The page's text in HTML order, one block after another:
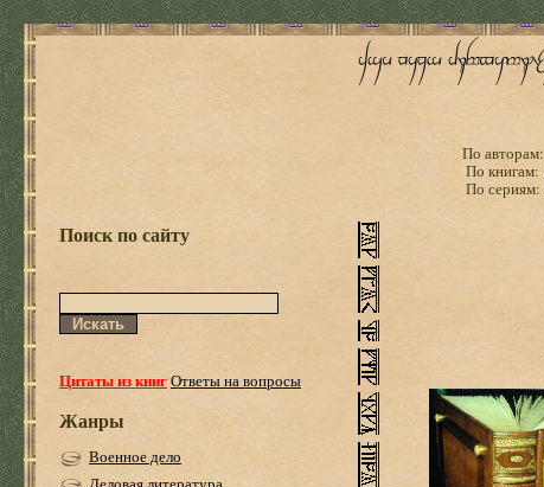
По авторам:
По книгам:
По сериям:
Поиск по сайту
Цитаты из книгОтветы на вопросы
Жанры
Военное дело